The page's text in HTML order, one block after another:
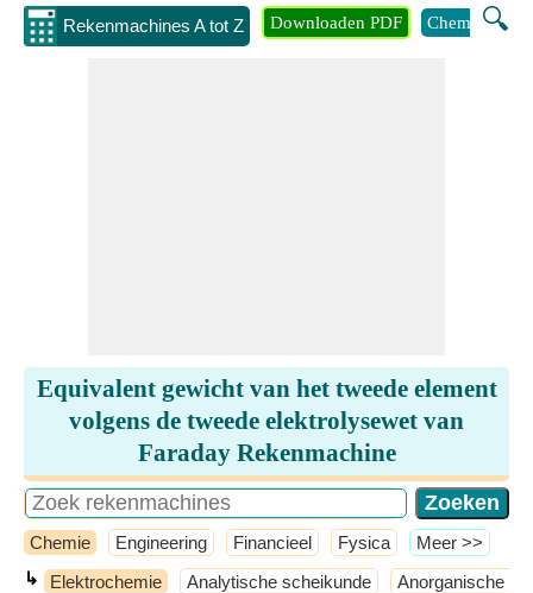
Rekenmachines A tot Z 🔍
Downloaden PDF Chemie
Equivalent gewicht van het tweede element
volgens de tweede elektrolysewet van
Faraday Rekenmachine
Chemie Engineering Financieel Fysica ​Meer >>
↳ Elektrochemie Analytische scheikunde Anorganische